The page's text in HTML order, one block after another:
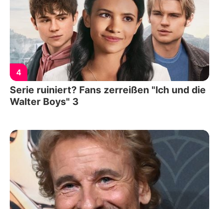
4
Serie ruiniert? Fans zerreißen "Ich und die
Walter Boys" 3